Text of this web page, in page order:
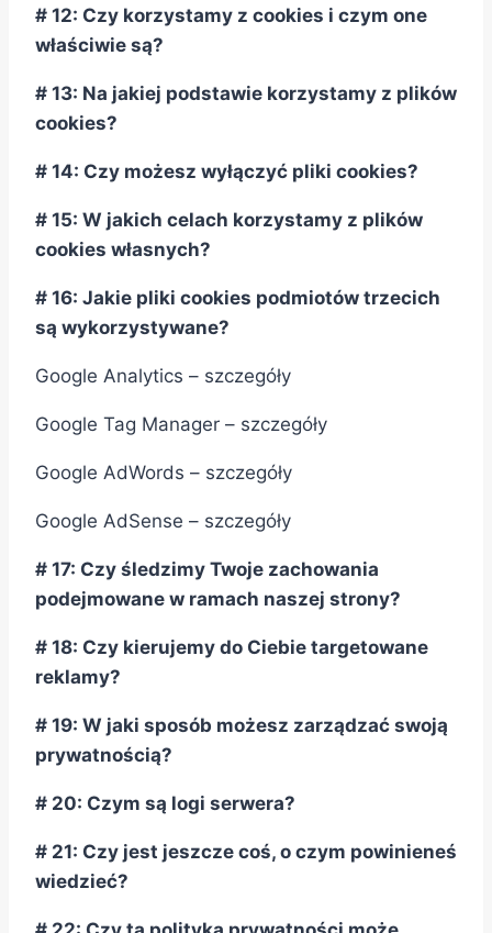
# 12: Czy korzystamy z cookies i czym one
właściwie są?
# 13: Na jakiej podstawie korzystamy z plików
cookies?
# 14: Czy możesz wyłączyć pliki cookies?
# 15: W jakich celach korzystamy z plików
cookies własnych?
# 16: Jakie pliki cookies podmiotów trzecich
są wykorzystywane?
Google Analytics – szczegóły
Google Tag Manager – szczegóły
Google AdWords – szczegóły
Google AdSense – szczegóły
# 17: Czy śledzimy Twoje zachowania
podejmowane w ramach naszej strony?
# 18: Czy kierujemy do Ciebie targetowane
reklamy?
# 19: W jaki sposób możesz zarządzać swoją
prywatnością?
# 20: Czym są logi serwera?
# 21: Czy jest jeszcze coś, o czym powinieneś
wiedzieć?